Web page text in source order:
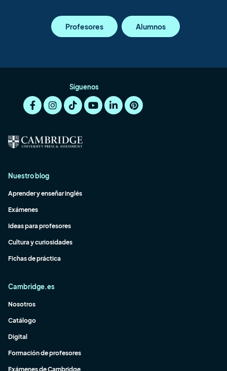
Profesores Alumnos
Síguenos
Nuestro blog
Aprender y enseñar inglés
Exámenes
Ideas para profesores
Cultura y curiosidades
Fichas de práctica
Cambridge.es
Nosotros
Catálogo
Digital
Formación de profesores
Exámenes de Cambridge